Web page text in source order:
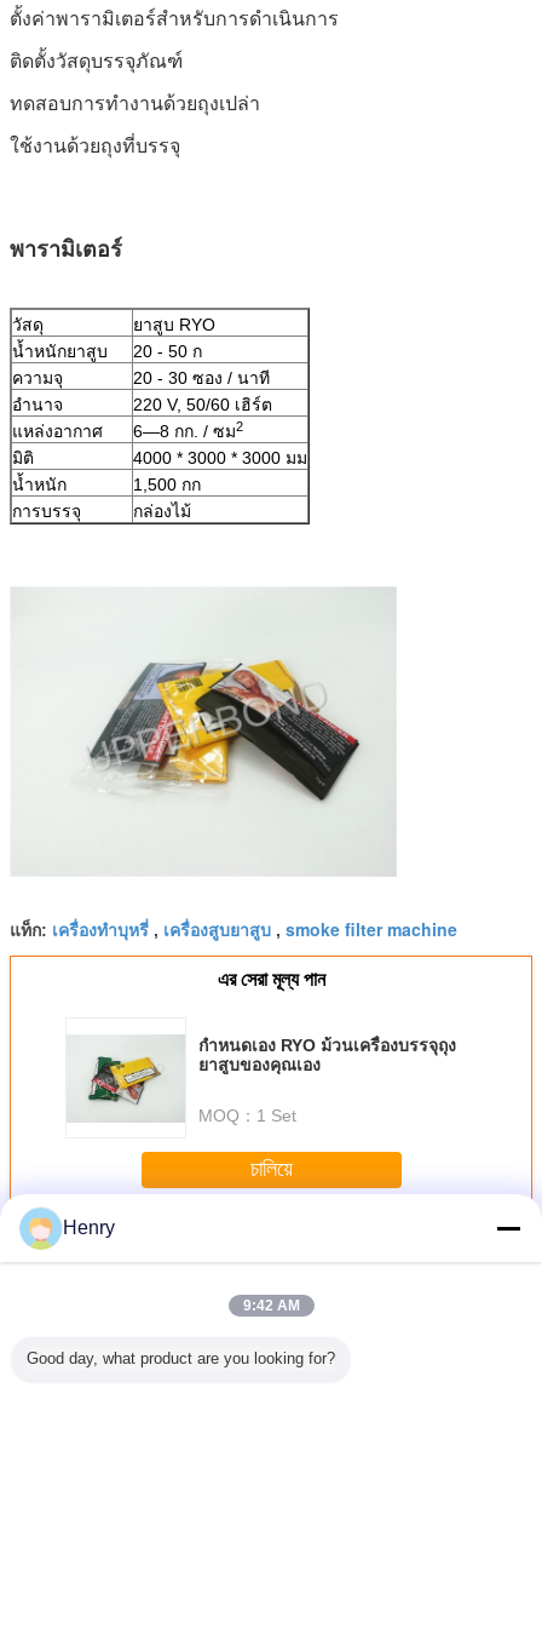
ตั้งค่าพารามิเตอร์สำหรับการดำเนินการ
ติดตั้งวัสดุบรรจุภัณฑ์
ทดสอบการทำงานด้วยถุงเปล่า
ใช้งานด้วยถุงที่บรรจุ
พารามิเตอร์
วัสดุ
ยาสูบ RYO
น้ำหนักยาสูบ
20 - 50 ก
ความจุ
20 - 30 ซอง / นาที
อำนาจ
220 V, 50/60 เฮิร์ต
แหล่งอากาศ
6—8 กก. / ซม2
มิติ
4000 * 3000 * 3000 มม
น้ำหนัก
1,500 กก
การบรรจุ
กล่องไม้
แท็ก: เครื่องทำบุหรี่ , เครื่องสูบยาสูบ , smoke filter machine
এর সেরা মূল্য পান
กำหนดเอง RYO ม้วนเครื่องบรรจุถุง
ยาสูบของคุณเอง
MOQ： 1 Set
চালিয়ে
มากกว่าเครื่องบรรจุยาสูบ
Henry
9:42 AM
Good day, what product are you looking for?